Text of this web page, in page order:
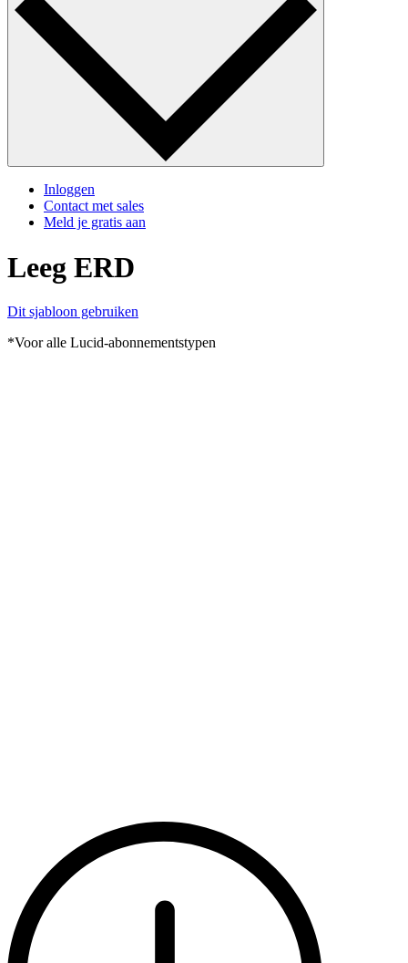
Inloggen
Contact met sales
Meld je gratis aan
Leeg ERD
Dit sjabloon gebruiken
*Voor alle Lucid-abonnementstypen